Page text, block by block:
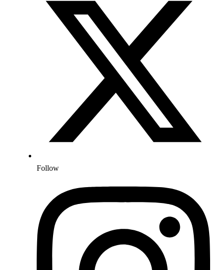
Follow